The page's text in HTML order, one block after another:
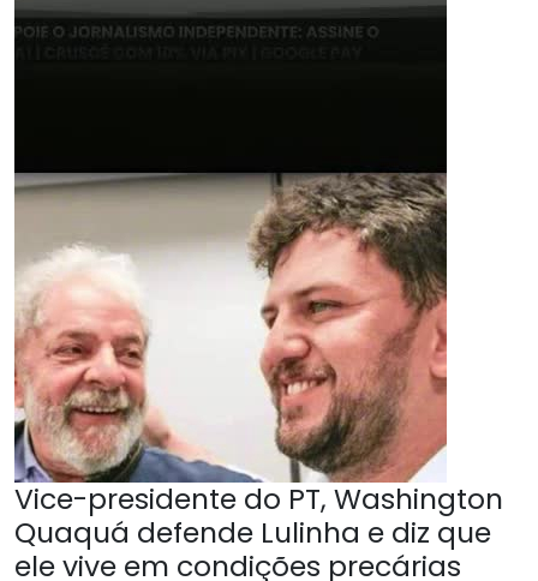
Vice-presidente do PT, Washington
Quaquá defende Lulinha e diz que
ele vive em condições precárias